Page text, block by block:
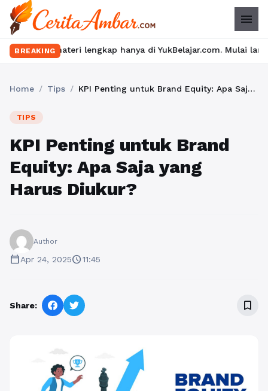
menu
BREAKING
lengkap hanya di YukBelajar.com. Mulai langkah
Home / Tips / KPI Penting untuk Brand Equity: Apa Saja yang Harus Diukur?
TIPS
KPI Penting untuk Brand
Equity: Apa Saja yang
Harus Diukur?
Author
calendar_todayApr 24, 2025schedule11:45
Share: bookmark_border